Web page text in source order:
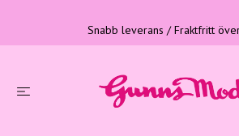
Snabb leverans / Fraktfritt